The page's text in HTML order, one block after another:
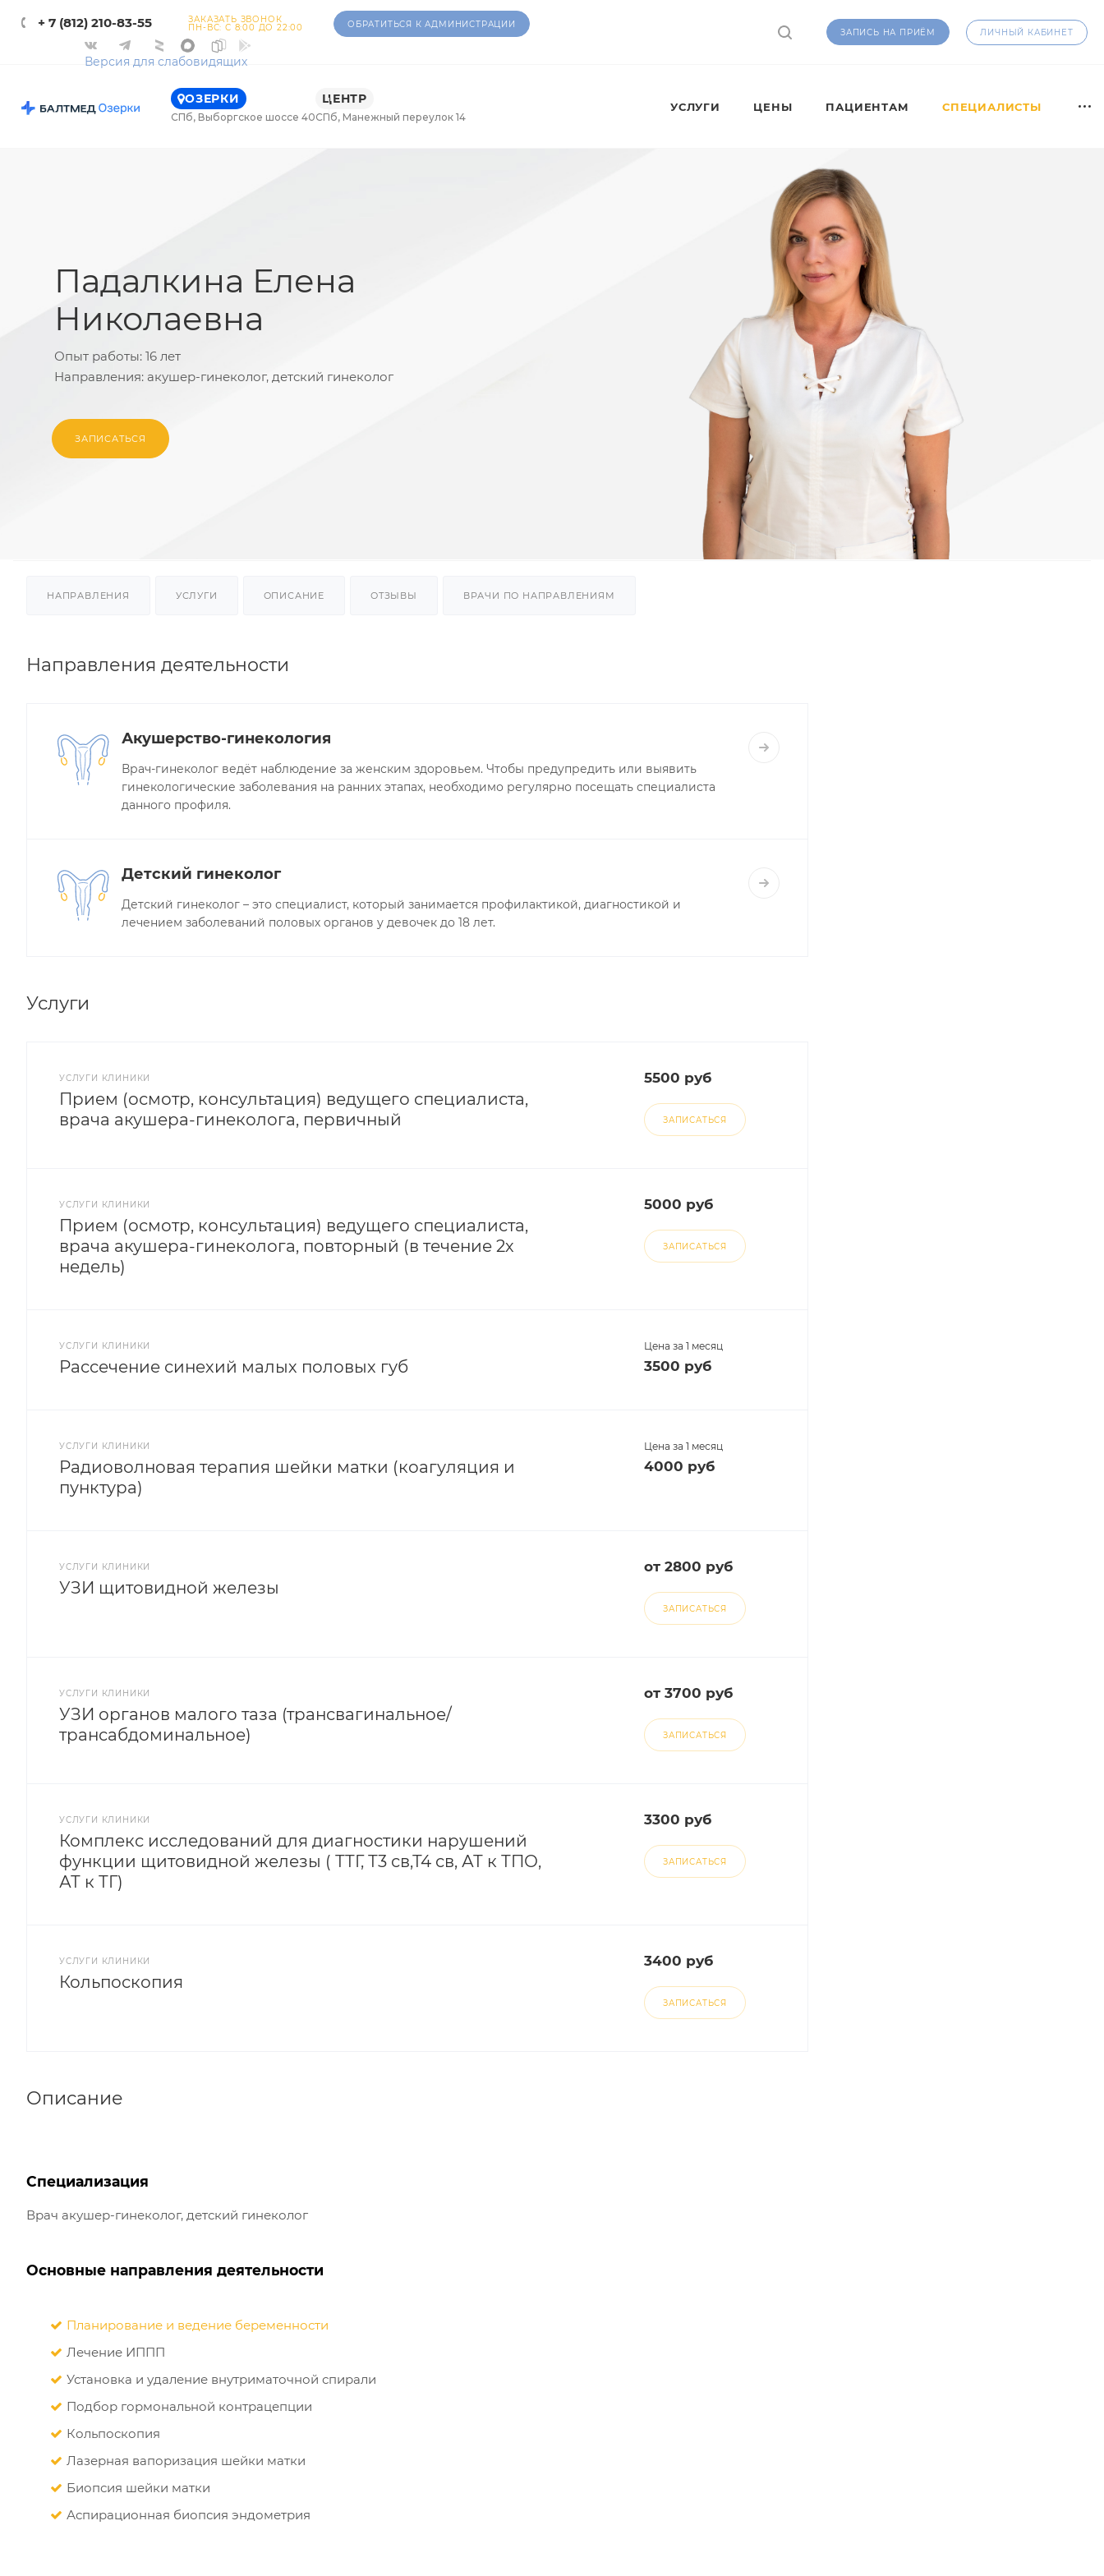
+ 7 (812) 210-83-55 ЗАКАЗАТЬ ЗВОНОК
ПН-ВС: С 8:00 ДО 22:00 ОБРАТИТЬСЯ К АДМИНИСТРАЦИИ
Версия для слабовидящих
ЗАПИСЬ НА ПРИЁМ ЛИЧНЫЙ КАБИНЕТ
ОЗЕРКИ
СПб, Выборгское шоссе 40
ЦЕНТР
СПб, Манежный переулок 14
УСЛУГИ ЦЕНЫ ПАЦИЕНТАМ СПЕЦИАЛИСТЫ
Падалкина Елена
Николаевна
Опыт работы: 16 лет
Направления: акушер-гинеколог, детский гинеколог
ЗАПИСАТЬСЯ
НАПРАВЛЕНИЯ УСЛУГИ ОПИСАНИЕ ОТЗЫВЫ ВРАЧИ ПО НАПРАВЛЕНИЯМ
Направления деятельности
Акушерство-гинекология
Врач-гинеколог ведёт наблюдение за женским здоровьем. Чтобы предупредить или выявить
гинекологические заболевания на ранних этапах, необходимо регулярно посещать специалиста
данного профиля.
Детский гинеколог
Детский гинеколог – это специалист, который занимается профилактикой, диагностикой и
лечением заболеваний половых органов у девочек до 18 лет.
Услуги
УСЛУГИ КЛИНИКИ
Прием (осмотр, консультация) ведущего специалиста,
врача акушера-гинеколога, первичный
5500 руб
ЗАПИСАТЬСЯ
УСЛУГИ КЛИНИКИ
Прием (осмотр, консультация) ведущего специалиста,
врача акушера-гинеколога, повторный (в течение 2х
недель)
5000 руб
ЗАПИСАТЬСЯ
УСЛУГИ КЛИНИКИ
Рассечение синехий малых половых губ
Цена за 1 месяц
3500 руб
УСЛУГИ КЛИНИКИ
Радиоволновая терапия шейки матки (коагуляция и
пунктура)
Цена за 1 месяц
4000 руб
УСЛУГИ КЛИНИКИ
УЗИ щитовидной железы
от 2800 руб
ЗАПИСАТЬСЯ
УСЛУГИ КЛИНИКИ
УЗИ органов малого таза (трансвагинальное/
трансабдоминальное)
от 3700 руб
ЗАПИСАТЬСЯ
УСЛУГИ КЛИНИКИ
Комплекс исследований для диагностики нарушений
функции щитовидной железы ( ТТГ, Т3 св,Т4 св, АТ к ТПО,
АТ к ТГ)
3300 руб
ЗАПИСАТЬСЯ
УСЛУГИ КЛИНИКИ
Кольпоскопия
3400 руб
ЗАПИСАТЬСЯ
Описание
Специализация
Врач акушер-гинеколог, детский гинеколог
Основные направления деятельности
Планирование и ведение беременности
Лечение ИППП
Установка и удаление внутриматочной спирали
Подбор гормональной контрацепции
Кольпоскопия
Лазерная вапоризация шейки матки
Биопсия шейки матки
Аспирационная биопсия эндометрия